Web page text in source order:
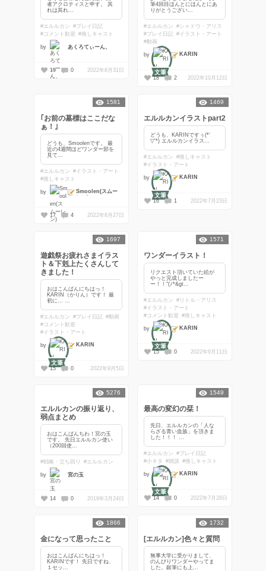
者アクロティスと申す。 其
れは其れ...
#エルルカン #プレイ日記
#コメント歓迎 #推しキャスト
by あくろてぃーん、
19 0 2022年8月31日
筆4回目ほんとにほんとにあ
りがとうござい...
#エルルカン #シャドウ・アリス
#プレイ日記 #イラスト・アート
#動画
by
文筆
KARIN
18 2 2022年10月12日
｢お前の墓標はここだな
ぁ！｣
どうも、Smoolenです。 最
近の4週間ほどワンダー部を
見て...
#エルルカン #イラスト・アート
#推しキャスト
by
Smoolen(スムー
レン)
1581
17 4 2022年8月27日
エルルカンイラストpart2
どうも、KARINですぅ(*'
▽'*) エルルカンイラス...
#エルルカン #推しキャスト
#イラスト・アート
by
文筆
KARIN
1469
16 1 2022年7月23日
遊戯祭お疲れさまイラス
ト＆下剋上たくさんして
きました！
おはこんばんにちはっ！
KARIN（かりん）です！ 最
初に… ...
#エルルカン #プレイ日記 #動画
#コメント歓迎
#イラスト・アート
by
文筆
KARIN
1697
15 0 2022年9月5日
ワンダーイラスト！
リクエスト頂いていた絵が
やっと完成しましたー
ー！！"(ﾉ*&gt...
#エルルカン #リトル・アリス
#イラスト・アート
#コメント歓迎 #推しキャスト
by
文筆
KARIN
1571
15 0 2022年9月11日
エルルカンの振り返り、
弱点まとめ
おはこんばんちわ！宮の玉
です。 先日エルルカン使い
（200回使...
#戦略・立ち回り #エルルカン
by 宮の玉
5276
14 0 2019年3月24日
最高の変幻の栞！
先日、エルルカンの「人な
らざる青い血族」を頂きま
した！！！ ...
#エルルカン #プレイ日記
#小ネタ
#雑談 #推しキャスト
by
文筆
KARIN
1549
14 0 2022年7月28日
金になって思ったこと
おはこんばんにちはっ！
KARINです！ 先日ですね、
１セッ...
1866
[エルルカン]色々と質問
無事大学に受かりまして、
のんびりワンダーやってま
した。銀筆にも上...
1732